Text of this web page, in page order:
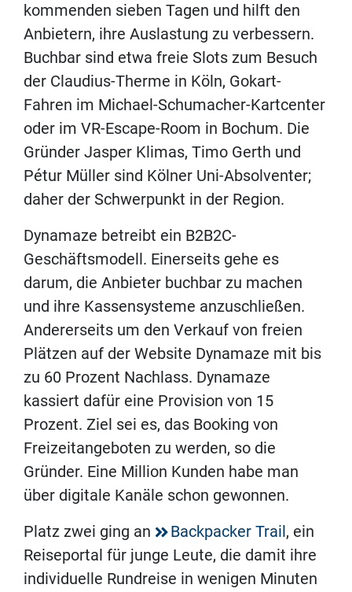
kommenden sieben Tagen und hilft den
Anbietern, ihre Auslastung zu verbessern.
Buchbar sind etwa freie Slots zum Besuch
der Claudius-Therme in Köln, Gokart-
Fahren im Michael-Schumacher-Kartcenter
oder im VR-Escape-Room in Bochum. Die
Gründer Jasper Klimas, Timo Gerth und
Pétur Müller sind Kölner Uni-Absolventer;
daher der Schwerpunkt in der Region.
Dynamaze betreibt ein B2B2C-
Geschäftsmodell. Einerseits gehe es
darum, die Anbieter buchbar zu machen
und ihre Kassensysteme anzuschließen.
Andererseits um den Verkauf von freien
Plätzen auf der Website Dynamaze mit bis
zu 60 Prozent Nachlass. Dynamaze
kassiert dafür eine Provision von 15
Prozent. Ziel sei es, das Booking von
Freizeitangeboten zu werden, so die
Gründer. Eine Million Kunden habe man
über digitale Kanäle schon gewonnen.
Platz zwei ging an
Backpacker Trail, ein
Reiseportal für junge Leute, die damit ihre
individuelle Rundreise in wenigen Minuten